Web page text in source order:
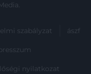
.
szabályzat ászf
nyilatkozat